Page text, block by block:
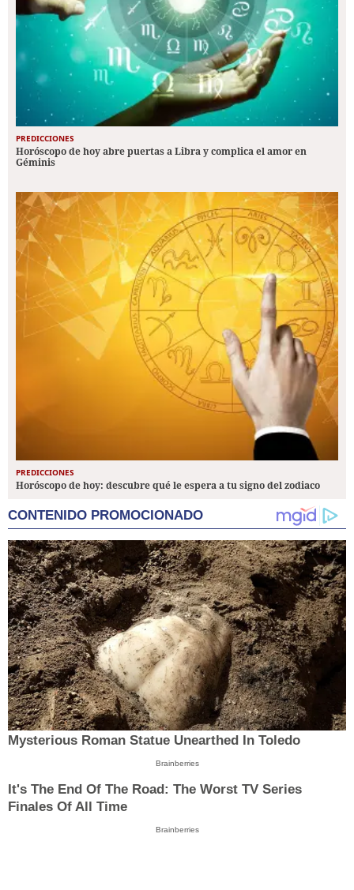
PREDICCIONES
Horóscopo de hoy abre puertas a Libra y complica el amor en
Géminis
PREDICCIONES
Horóscopo de hoy: descubre qué le espera a tu signo del zodiaco
CONTENIDO PROMOCIONADO
Mysterious Roman Statue Unearthed In Toledo
Brainberries
It's The End Of The Road: The Worst TV Series
Finales Of All Time
Brainberries